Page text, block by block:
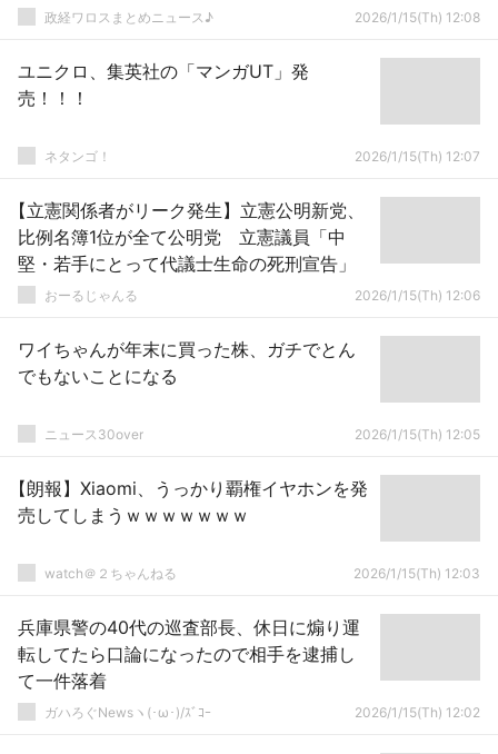
に応援しない！と言われた…」
政経ワロスまとめニュース♪ 2026/1/15(Th) 12:08
ユニクロ、集英社の「マンガUT」発
売！！！
ネタンゴ！ 2026/1/15(Th) 12:07
【立憲関係者がリーク発生】立憲公明新党、
比例名簿1位が全て公明党 立憲議員「中
堅・若手にとって代議士生命の死刑宣告」
おーるじゃんる 2026/1/15(Th) 12:06
ワイちゃんが年末に買った株、ガチでとん
でもないことになる
ニュース30over 2026/1/15(Th) 12:05
【朗報】Xiaomi、うっかり覇権イヤホンを発
売してしまうｗｗｗｗｗｗｗ
watch＠２ちゃんねる 2026/1/15(Th) 12:03
兵庫県警の40代の巡査部長、休日に煽り運
転してたら口論になったので相手を逮捕し
て一件落着
ガハろぐNewsヽ(･ω･)/ｽﾞｺｰ 2026/1/15(Th) 12:02